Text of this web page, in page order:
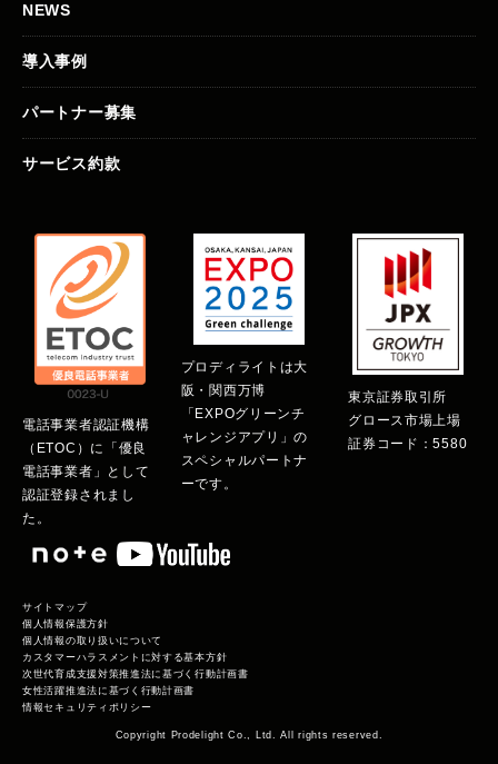
NEWS
導入事例
パートナー募集
サービス約款
電話事業者認証機構
（ETOC）に「優良
電話事業者」として
認証登録されまし
た。
プロディライトは大
阪・関西万博
「EXPOグリーンチ
ャレンジアプリ」の
スペシャルパートナ
ーです。
東京証券取引所
グロース市場上場
証券コード：5580
サイトマップ
個人情報保護方針
個人情報の取り扱いについて
カスタマーハラスメントに対する基本方針
次世代育成支援対策推進法に基づく行動計画書
女性活躍推進法に基づく行動計画書
情報セキュリティポリシー
Copyright Prodelight Co., Ltd. All rights reserved.